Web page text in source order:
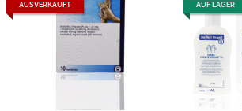
AUSVERKAUFT AUF LAGER